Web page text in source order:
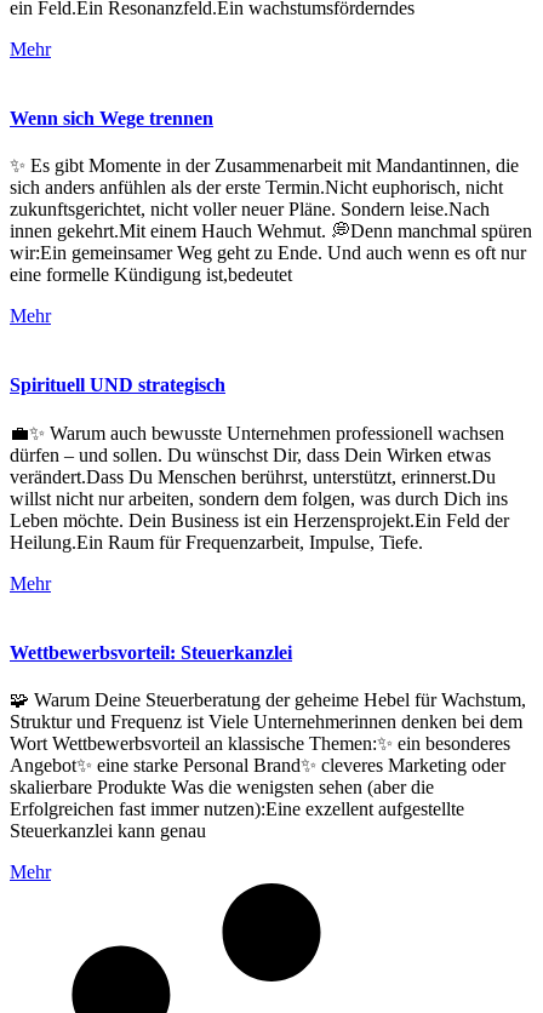
ein Feld.Ein Resonanzfeld.Ein wachstumsförderndes
Mehr
Wenn sich Wege trennen
✨ Es gibt Momente in der Zusammenarbeit mit Mandantinnen, die
sich anders anfühlen als der erste Termin.Nicht euphorisch, nicht
zukunftsgerichtet, nicht voller neuer Pläne. Sondern leise.Nach
innen gekehrt.Mit einem Hauch Wehmut. 💭Denn manchmal spüren
wir:Ein gemeinsamer Weg geht zu Ende. Und auch wenn es oft nur
eine formelle Kündigung ist,bedeutet
Mehr
Spirituell UND strategisch
💼✨ Warum auch bewusste Unternehmen professionell wachsen
dürfen – und sollen. Du wünschst Dir, dass Dein Wirken etwas
verändert.Dass Du Menschen berührst, unterstützt, erinnerst.Du
willst nicht nur arbeiten, sondern dem folgen, was durch Dich ins
Leben möchte. Dein Business ist ein Herzensprojekt.Ein Feld der
Heilung.Ein Raum für Frequenzarbeit, Impulse, Tiefe.
Mehr
Wettbewerbsvorteil: Steuerkanzlei
🧩 Warum Deine Steuerberatung der geheime Hebel für Wachstum,
Struktur und Frequenz ist Viele Unternehmerinnen denken bei dem
Wort Wettbewerbsvorteil an klassische Themen:✨ ein besonderes
Angebot✨ eine starke Personal Brand✨ cleveres Marketing oder
skalierbare Produkte Was die wenigsten sehen (aber die
Erfolgreichen fast immer nutzen):Eine exzellent aufgestellte
Steuerkanzlei kann genau
Mehr